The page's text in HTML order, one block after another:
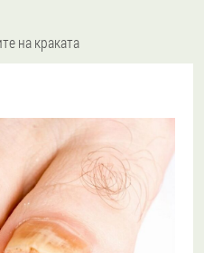
на краката